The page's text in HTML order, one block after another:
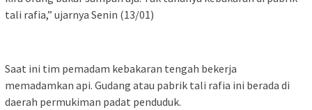
tali rafia,” ujarnya Senin (13/01)
Saat ini tim pemadam kebakaran tengah bekerja
memadamkan api. Gudang atau pabrik tali rafia ini berada di
daerah permukiman padat penduduk.